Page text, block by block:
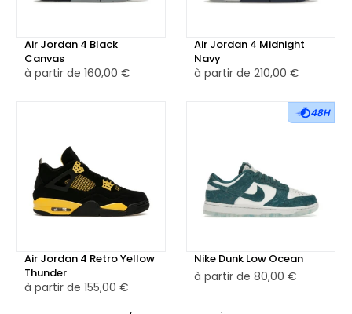
Air Jordan 4 Black
Canvas
à partir de 160,00 €
Air Jordan 4 Midnight
Navy
à partir de 210,00 €
Air Jordan 4 Retro Yellow
Thunder
à partir de 155,00 €
48H
Nike Dunk Low Ocean
à partir de 80,00 €